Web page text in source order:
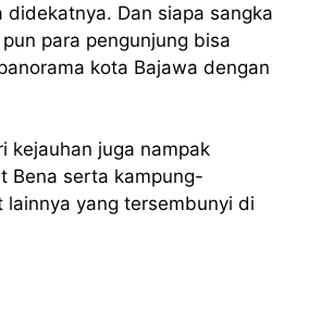
didekatnya. Dan siapa sangka
para pengunjung bisa
kota Bajawa dengan
kejauhan juga nampak
Bena serta kampung-
lainnya yang tersembunyi di